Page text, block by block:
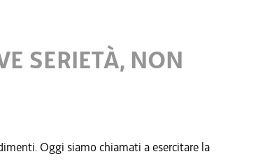
SERIETÀ, NON
Oggi siamo chiamati a esercitare la